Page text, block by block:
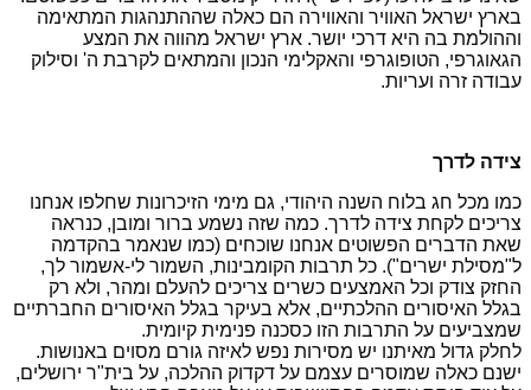
בארץ ישראל האוויר והאווירה הם כאלה שההתנהגות המתאימה
וההולמת בה היא דרכי יושר. ארץ ישראל מהווה את המצע
הגאוגרפי, הטופוגרפי והאקלימי הנכון והמתאים לקרבת ה' וסילוק
עבודה זרה ועריות.
צידה לדרך
כמו מכל חג בלוח השנה היהודי, גם מימי הזיכרונות שחלפו אנחנו
צריכים לקחת צידה לדרך. כמה שזה נשמע ברור ומובן, כנראה
שאת הדברים הפשוטים אנחנו שוכחים (כמו שנאמר בהקדמה
ל"מסילת ישרים"). כל תרבות הקומבינות, השמור לי-אשמור לך,
החזק צודק וכל האמצעים כשרים צריכים להעלם ומהר, ולא רק
בגלל האיסורים ההלכתיים, אלא בעיקר בגלל האיסורים החברתיים
שמצביעים על התרבות הזו כסכנה פנימית קיומית.
לחלק גדול מאיתנו יש מסירות נפש לאיזה גורם מסוים באנושות.
ישנם כאלה שמוסרים עצמם על דקדוק ההלכה, על בית"ר ירושלים,